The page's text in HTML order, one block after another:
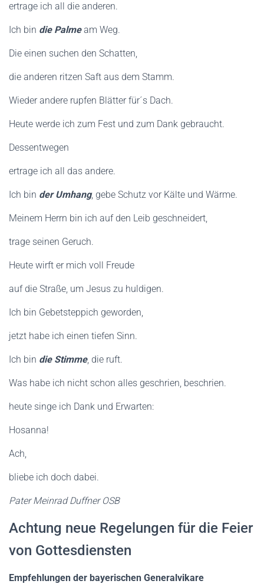
ertrage ich all die anderen.
Ich bin die Palmeam Weg.
Die einen suchen den Schatten,
die anderen ritzen Saft aus dem Stamm.
Wieder andere rupfen Blätter für´s Dach.
Heute werde ich zum Fest und zum Dank gebraucht.
Dessentwegen
ertrage ich all das andere.
Ich bin der Umhang, gebe Schutz vor Kälte und Wärme.
Meinem Herrn bin ich auf den Leib geschneidert,
trage seinen Geruch.
Heute wirft er mich voll Freude
auf die Straße, um Jesus zu huldigen.
Ich bin Gebetsteppich geworden,
jetzt habe ich einen tiefen Sinn.
Ich bin die Stimme, die ruft.
Was habe ich nicht schon alles geschrien, beschrien.
heute singe ich Dank und Erwarten:
Hosanna!
Ach,
bliebe ich doch dabei.
Pater Meinrad Duffner OSB
Achtung neue Regelungen für die Feier
von Gottesdiensten
Empfehlungen der bayerischen Generalvikare